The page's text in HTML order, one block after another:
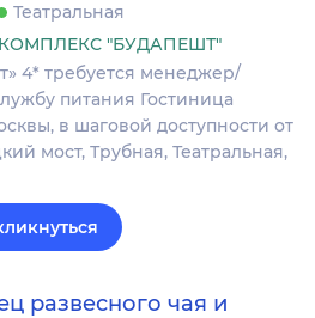
Театральная
"БУДАПЕШТ"
4* требуется менеджер/
питания Гостиница
в шаговой доступности от
мост, Трубная, Театральная,
развесного чая и